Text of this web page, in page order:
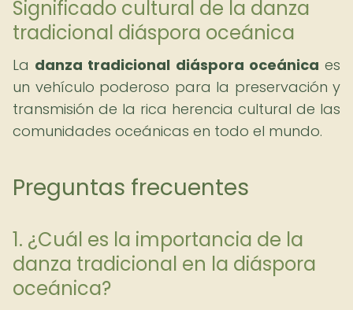
Significado cultural de la danza
tradicional diáspora oceánica
La danza tradicional diáspora oceánica es
un vehículo poderoso para la preservación y
transmisión de la rica herencia cultural de las
comunidades oceánicas en todo el mundo.
Preguntas frecuentes
1. ¿Cuál es la importancia de la
danza tradicional en la diáspora
oceánica?